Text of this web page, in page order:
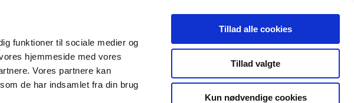
funktioner til sociale medier og
hjemmeside med vores
Vores partnere kan
de har indsamlet fra din brug
Tillad alle cookies
Tillad valgte
Kun nødvendige cookies
Om os Kontakt Udgivelser
og salg af
Medicinsk
Særlige
produktområder